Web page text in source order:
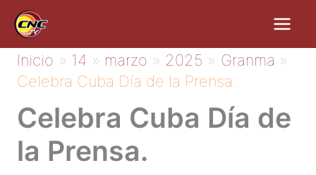
contenido
Inicio 14 marzo 2025
Granma
Celebra Cuba Día de la Prensa.
Celebra Cuba Día de
la Prensa.